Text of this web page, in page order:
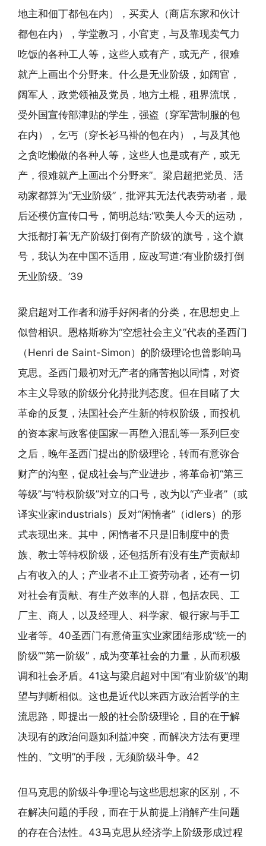
地主和佃丁都包在内），买卖人（商店东家和伙计
都包在内），学堂教习，小官吏，与及靠现卖气力
吃饭的各种工人等，这些人或有产，或无产，很难
就产上画出个分野来。什么是无业阶级，如阔官，
阔军人，政党领袖及党员，地方土棍，租界流氓，
受外国宣传部津贴的学生，强盗（穿军营制服的包
在内），乞丐（穿长衫马褂的包在内），与及其他
之贪吃懒做的各种人等，这些人也是或有产，或无
产，很难就产上画出个分野来”。梁启超把党员、活
动家都算为“无业阶级”，批评其无法代表劳动者，最
后还模仿宣传口号，简明总结:“欧美人今天的运动，
大抵都打着‘无产阶级打倒有产阶级’的旗号，这个旗
号，我认为在中国不适用，应改写道:‘有业阶级打倒
无业阶级。’39
梁启超对工作者和游手好闲者的分类，在思想史上
似曾相识。恩格斯称为“空想社会主义”代表的圣西门
（Henri de Saint-Simon）的阶级理论也曾影响马
克思。圣西门最初对无产者的痛苦抱以同情，对资
本主义导致的阶级分化持批判态度。但在目睹了大
革命的反复，法国社会产生新的特权阶级，而投机
的资本家与政客使国家一再堕入混乱等一系列巨变
之后，晚年圣西门提出的阶级理论，转而有意弥合
财产的沟壑，促成社会与产业进步，将革命初“第三
等级”与“特权阶级”对立的口号，改为以“产业者”（或
译实业家industrials）反对“闲惰者”（idlers）的形
式表现出来。其中，闲惰者不只是旧制度中的贵
族、教士等特权阶级，还包括所有没有生产贡献却
占有收入的人；产业者不止工资劳动者，还有一切
对社会有贡献、有生产效率的人群，包括农民、工
厂主、商人，以及经理人、科学家、银行家与手工
业者等。40圣西门有意倚重实业家团结形成“统一的
阶级”“第一阶级”，成为变革社会的力量，从而积极
调和社会矛盾。41这与梁启超对中国“有业阶级”的期
望与判断相似。这也是近代以来西方政治哲学的主
流思路，即提出一般的社会阶级理论，目的在于解
决现有的政治问题如利益冲突，而解决方法有更理
性的、“文明”的手段，无须阶级斗争。42
但马克思的阶级斗争理论与这些思想家的区别，不
在解决问题的手段，而在于从前提上消解产生问题
的存在合法性。43马克思从经济学上阶级形成过程